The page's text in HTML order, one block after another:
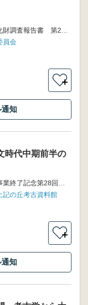
員会
＋
知
時代中期前半の
記の丘考古資料館
＋
知